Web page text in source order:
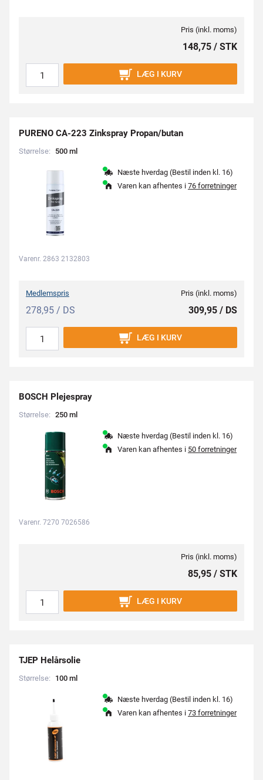
Pris (inkl. moms)
148,75 / STK
LÆG I KURV
PURENO CA-223 Zinkspray Propan/butan
Størrelse: 500 m
Næste hverdag (Bestil inden kl. 16)
Varen kan afhentes i 76 forretninger
Varenr. 2863 2132803
Medlemspris
278,95 / DS
Pris (inkl. moms)
309,95 / DS
LÆG I KURV
BOSCH Plejespray
Størrelse: 250 m
Næste hverdag (Bestil inden kl. 16)
Varen kan afhentes i 50 forretninger
Varenr. 7270 7026586
Pris (inkl. moms)
85,95 / STK
LÆG I KURV
TJEP Helårsolie
Størrelse: 100 m
Næste hverdag (Bestil inden kl. 16)
Varen kan afhentes i 73 forretninger